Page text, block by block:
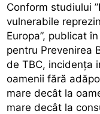
Conform studiului
vulnerabile
Europa”, publicat
pentru Prevenirea
de TBC, incidența
oamenii fără
mare decât la
mare decât la